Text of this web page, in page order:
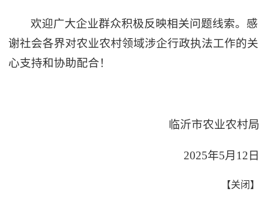
欢迎广大企业群众积极反映相关问题线索。感
谢社会各界对农业农村领域涉企行政执法工作的关
心支持和协助配合！
临沂市农业农村局
2025年5月12日
【关闭 】